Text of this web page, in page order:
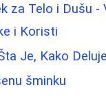
za Telo i Dušu -
i Koristi
Je, Kako
šminku